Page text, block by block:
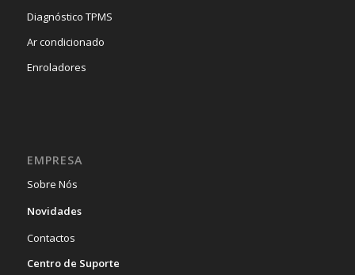
Diagnóstico TPMS
Ar condicionado
Enroladores
EMPRESA
Sobre Nós
Novidades
Contactos
Centro de Suporte